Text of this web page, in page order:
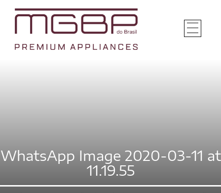
WhatsApp Image 2020-03-11 at
11.19.55